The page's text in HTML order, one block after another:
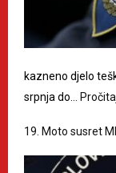
kazneno djelo
srpnja do…
19. Moto susret